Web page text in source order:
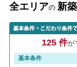
全エリアの 新
125 件が
基本条件